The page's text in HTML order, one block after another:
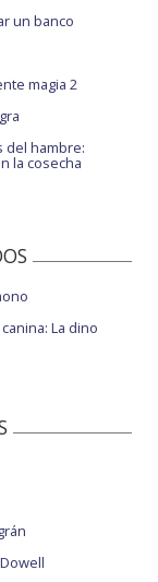
un banco
magia 2
del hambre:
la cosecha
La dino